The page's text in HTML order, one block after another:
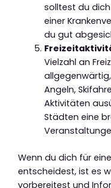
solltest du
einer
du gut
Vielzahl an
Angeln,
Aktivitäten
Städten eine
Wenn du dich für
entscheidest, ist es
vorbereitest und